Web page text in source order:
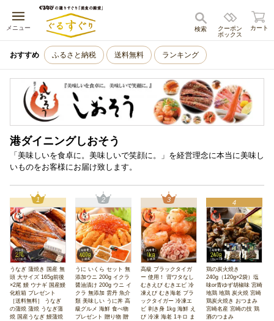
メニュー
キャンセル
クーポン
ボックス
検索 カート
おすすめ ふるさと納税 送料無料 ランキング
港ダイニングしおそう
「美味しいを食卓に。美味しいで笑顔に。」を経営理念に本当に美味し
いものをお客様にお届け致します。
1
うなぎ 蒲焼き 国産 無
頭 大サイズ 165g前後
×2尾 鰻 ウナギ 国産鰻
化粧箱 プレゼント
［送料無料］ うなぎ
の蒲焼 蒲焼 うなぎ蒲
焼 国産うなぎ 鰻蒲焼
2
うに いくら セット 無
添加ウニ 200g イクラ
醤油漬け 200g ウニ イ
クラ 無添加 雲丹 魚介
類 美味しい うに丼 高
級グルメ 海鮮 食べ物
プレゼント 贈り物 贈
3
高級 ブラックタイガ
ー 使用！ 背ワタなし
むきえび むきエビ 冷
凍えび むき海老 ブラ
ックタイガー 冷凍エ
ビ 剥き身 1kg 海鮮 え
び 冷凍 海老 1キロ ま
4
鶏の炭火焼き
240g（120g×2袋）塩
味or青ゆず胡椒味 宮崎
地鶏 地鶏 炭火焼 宮崎
鶏炭火焼き おつまみ
宮崎名産 宮崎の技 鶏
酒のつまみ